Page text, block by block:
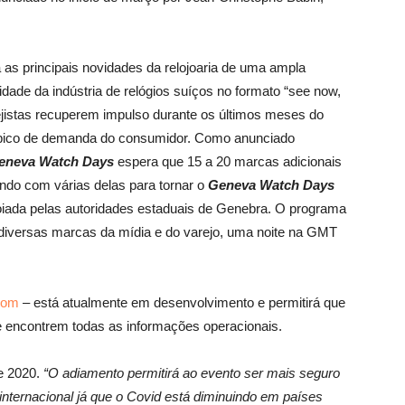
principais novidades da relojoaria de uma ampla
da indústria de relógios suíços no formato “see now,
recuperem impulso durante os últimos meses do
de demanda do consumidor. Como anunciado
Watch Days espera que 15 a 20 marcas adicionais
com várias delas para tornar o Geneva Watch Days
pelas autoridades estaduais de Genebra. O programa
marcas da mídia e do varejo, uma noite na GMT
– está atualmente em desenvolvimento e permitirá que
todas as informações operacionais.
2020. “O adiamento permitirá ao evento ser mais seguro
já que o Covid está diminuindo em países